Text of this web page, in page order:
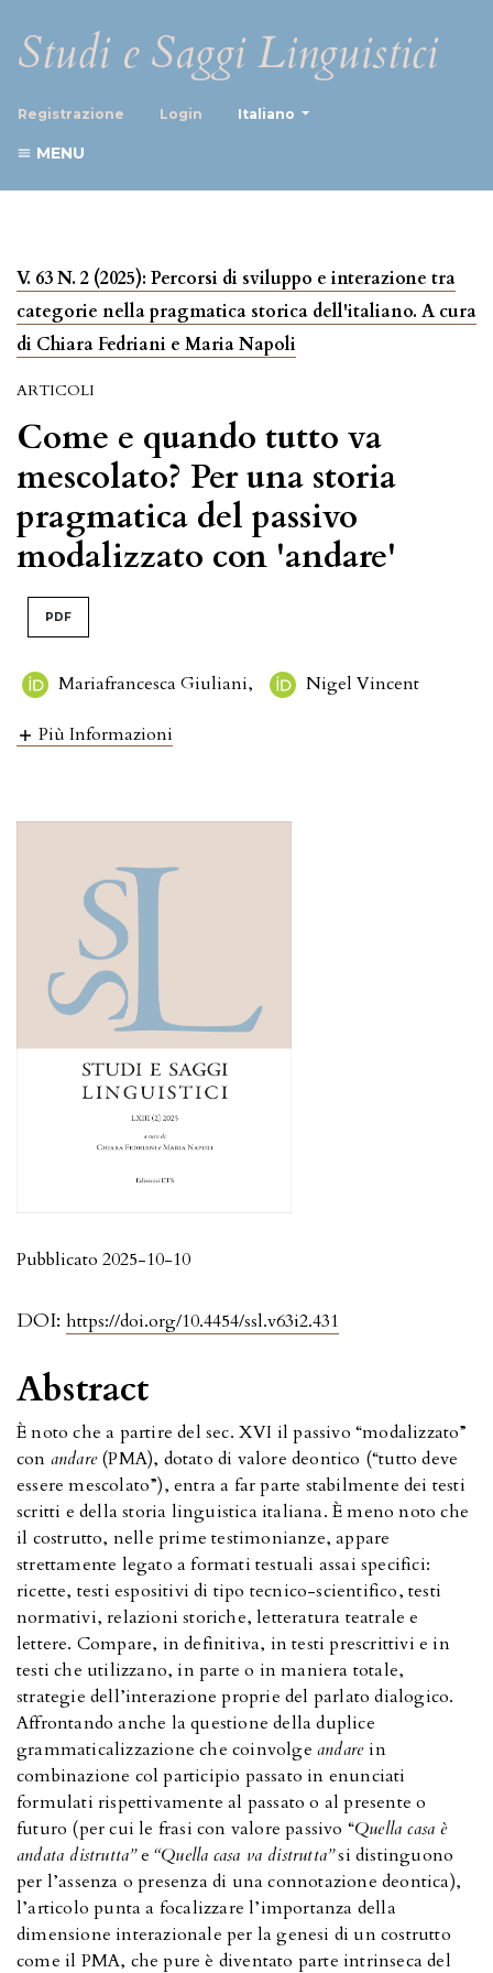
Studi e Saggi Linguistici
Registrazione Login Italiano
MENU
V. 63 N. 2 (2025): Percorsi di sviluppo e interazione tra
categorie nella pragmatica storica dell'italiano. A cura
di Chiara Fedriani e Maria Napoli
ARTICOLI
Come e quando tutto va
mescolato? Per una storia
pragmatica del passivo
modalizzato con 'andare'
PDF
Mariafrancesca Giuliani, Nigel Vincent
Più Informazioni
DOI: https://doi.org/10.4454/ssl.v63i2.431
Pubblicato 2025-10-10
Abstract
È noto che a partire del sec. XVI il passivo “modalizzato”
con andare(PMA), dotato di valore deontico (“tutto deve
essere mescolato”), entra a far parte stabilmente dei testi
scritti e della storia linguistica italiana. È meno noto che
il costrutto, nelle prime testimonianze, appare
strettamente legato a formati testuali assai specifici:
ricette, testi espositivi di tipo tecnico-scientifico, testi
normativi, relazioni storiche, letteratura teatrale e
lettere. Compare, in definitiva, in testi prescrittivi e in
testi che utilizzano, in parte o in maniera totale,
strategie dell’interazione proprie del parlato dialogico.
Affrontando anche la questione della duplice
grammaticalizzazione che coinvolge andarein
combinazione col participio passato in enunciati
formulati rispettivamente al passato o al presente o
futuro (per cui le frasi con valore passivo “Quella casa è
andata distrutta”e“Quella casa va distrutta”si distinguono
per l’assenza o presenza di una connotazione deontica),
l’articolo punta a focalizzare l’importanza della
dimensione interazionale per la genesi di un costrutto
come il PMA, che pure è diventato parte intrinseca del